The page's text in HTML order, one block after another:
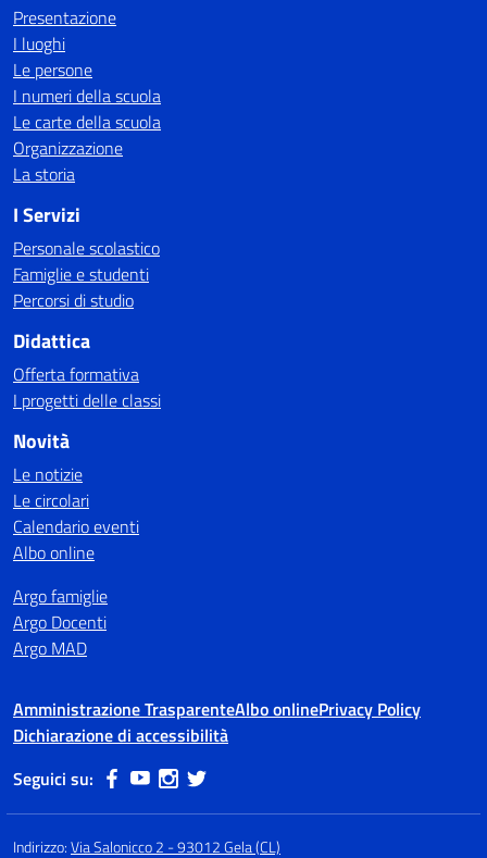
Presentazione
I luoghi
Le persone
I numeri della scuola
Le carte della scuola
Organizzazione
La storia
I Servizi
Personale scolastico
Famiglie e studenti
Percorsi di studio
Didattica
Offerta formativa
I progetti delle classi
Novità
Le notizie
Le circolari
Calendario eventi
Albo online
Argo famiglie
Argo Docenti
Argo MAD
Amministrazione TrasparenteAlbo onlinePrivacy Policy
Dichiarazione di accessibilità
Seguici su:
Indirizzo:Via Salonicco 2 - 93012 Gela (CL)